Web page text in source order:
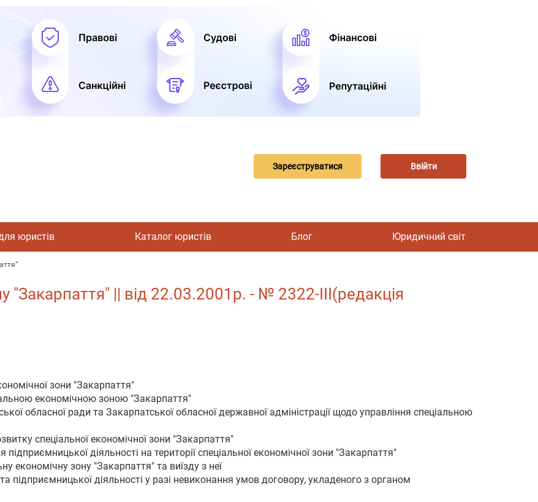
Зареєструватися Ввійти
юристів Каталог юристів Блог Юридичний світ
"Закарпаття" || від 22.03.2001р. - № 2322-III(редакція
зони "Закарпаття"
економічною зоною "Закарпаття"
обласної ради та Закарпатської обласної державної адміністрації щодо управління спеціальною
спеціальної економічної зони "Закарпаття"
діяльності на території спеціальної економічної зони "Закарпаття"
економічну зону "Закарпаття" та виїзду з неї
підприємницької діяльності у разі невиконання умов договору, укладеного з органом